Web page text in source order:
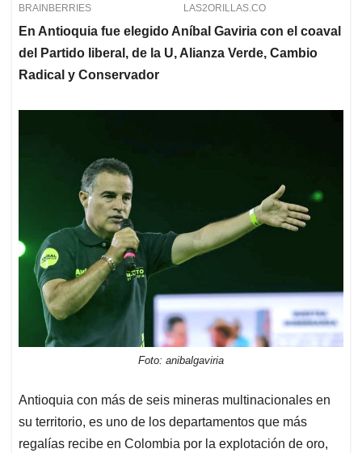
En Antioquia fue elegido Aníbal Gaviria con el coaval
del Partido liberal, de la U, Alianza Verde, Cambio
Radical y Conservador
Foto: anibalgaviria
Antioquia con más de seis mineras multinacionales en
su territorio, es uno de los departamentos que más
regalías recibe en Colombia por la explotación de oro,